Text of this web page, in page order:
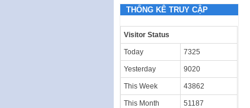
THỐNG KÊ TRUY CẬP
Visitor Status
Today 7325
Yesterday 9020
This Week 43862
This Month 51187